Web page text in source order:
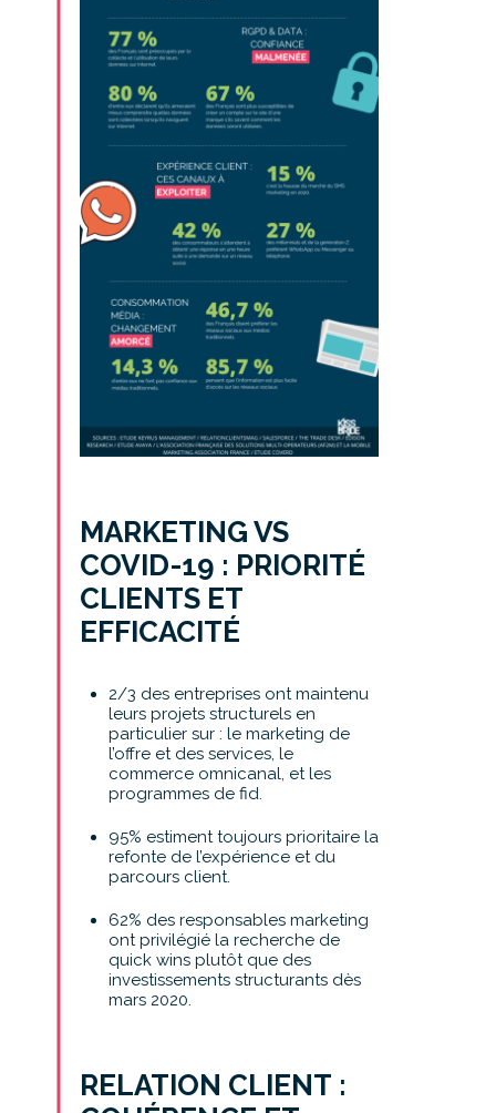
MARKETING VS
COVID-19 : PRIORITÉ
CLIENTS ET
EFFICACITÉ
2/3 des entreprises ont maintenu
leurs projets structurels en
particulier sur : le marketing de
l’offre et des services, le
commerce omnicanal, et les
programmes de fid.
95% estiment toujours prioritaire la
refonte de l’expérience et du
parcours client.
62% des responsables marketing
ont privilégié la recherche de
quick wins plutôt que des
investissements structurants dès
mars 2020.
RELATION CLIENT :